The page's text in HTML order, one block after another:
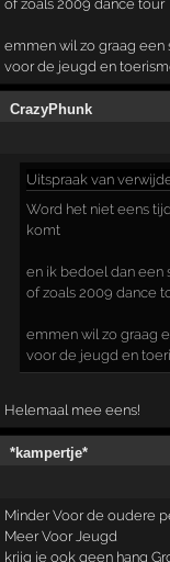
of zoals 2009 dance tour
emmen wil zo graag een
voor de jeugd en
CrazyPhunk
Uitspraak van
Word het niet eens
komt
en ik bedoel dan een
of zoals 2009 dance
emmen wil zo graag
voor de jeugd en
Helemaal mee eens!
*kampertje*
Minder Voor de oudere
Meer Voor Jeugd
krijg je ook geen hang